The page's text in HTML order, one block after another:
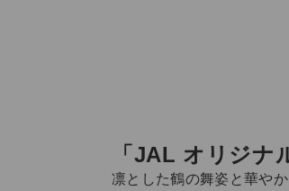
「JAL オリジナ
凛とした鶴の舞姿と華や